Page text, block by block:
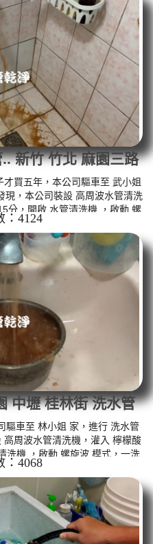
下水含有氧化錳，管壁上會結
樣黑，有些洗出綠色的水，是
，如是藍色的水，是因為水龍
...
新竹 竹北 麻園三路
管
買五年，本公司驅車至 武小姐
現，本公司裝設 高周波水管清洗
分，開啟 水管清洗機 ，啟動 螺
突然變成棕綠色，二個多小時
水，如水管老化，會產生鐵鏽跟
，地下水含有氧化錳，管壁上
石油一樣黑，有些洗出綠色的
生銅綠，如是藍色的水，是因
頭...
：4124
中壢 桂林街 洗水管
驅車至 林小姐 家，進行 洗水管
周波水管清洗機，灌入 檸檬酸
洗機 ，啟動 螺旋波 模式，一洗
二個多小時後，出水乾淨出水
老化，會產生鐵鏽跟泥沙堆積，
有氧化錳，管壁上會結成黑色
，有些洗出綠色的水，是因為裡
是藍色的水，是因為水龍頭合金
...
：4068